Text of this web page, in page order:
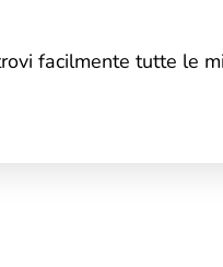
facilmente tutte le